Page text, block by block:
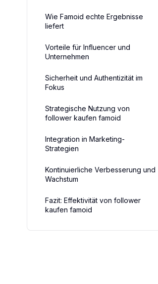
Wie Famoid echte Ergebnisse
liefert
Vorteile für Influencer und
Unternehmen
Sicherheit und Authentizität im
Fokus
Strategische Nutzung von
follower kaufen famoid
Integration in Marketing-
Strategien
Kontinuierliche Verbesserung und
Wachstum
Fazit: Effektivität von follower
kaufen famoid